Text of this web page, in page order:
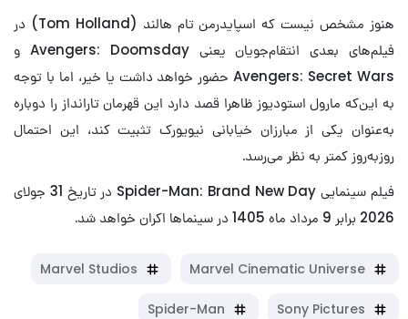
هنوز مشخص نیست که اسپایدرمن تام هالند (Tom Holland) در
فیلم‌های بعدی انتقام‌جویان یعنی Avengers: Doomsday و
Avengers: Secret Wars حضور خواهد داشت یا خیر، اما با توجه
به این‌که مارول استودیوز ظاهرا قصد دارد این قهرمان تارانداز را دوباره
به‌عنوان یکی از مبارزان خیابانی نیویورک تثبیت کند، این احتمال
روزبه‌روز کمتر به نظر می‌رسد.
فیلم سینمایی Spider-Man: Brand New Day در تاریخ 31 جولای
2026 برابر 9 مرداد ماه 1405 در سینماها اکران خواهد شد.
Marvel Cinematic Universe
Marvel Studios
Sony Pictures
Spider-Man